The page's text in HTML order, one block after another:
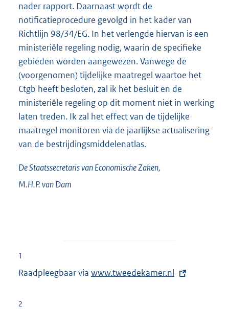
nader rapport. Daarnaast wordt de
notificatieprocedure gevolgd in het kader van
Richtlijn 98/34/EG. In het verlengde hiervan is een
ministeriële regeling nodig, waarin de specifieke
gebieden worden aangewezen. Vanwege de
(voorgenomen) tijdelijke maatregel waartoe het
Ctgb heeft besloten, zal ik het besluit en de
ministeriële regeling op dit moment niet in werking
laten treden. Ik zal het effect van de tijdelijke
maatregel monitoren via de jaarlijkse actualisering
van de bestrijdingsmiddelenatlas.
De Staatssecretaris van Economische Zaken,
M.H.P. vanDam
1
Raadpleegbaar via E
www.tweedekamer.nl
2